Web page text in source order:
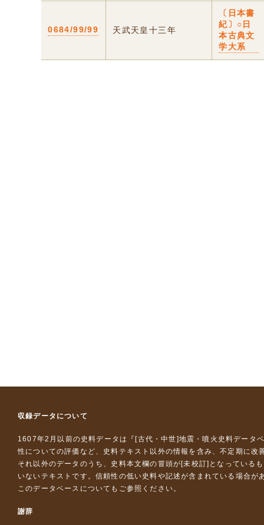
0684/99/99 天武天皇十三年
〔日本書
紀〕○日
本古典文
学大系
収録データについて
1607年2月以前の史料データは『 [古代・中世]地震・噴火史料データ
性についての評価など、史料テキスト以外の情報を含み、不定期に改
それ以外のデータのうち、史料本文欄の冒頭が[未校訂]となっている
いないテキストです。信頼性の低い史料や記述が含まれている場合が
このデータベースについて もご参照ください。
謝辞